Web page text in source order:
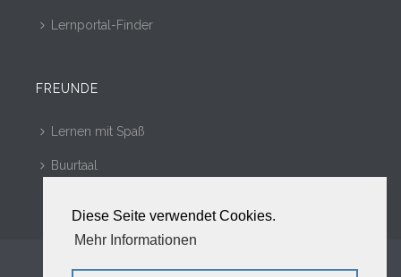
Diese Seite verwendet Cookies.
Mehr Informationen
Lernportal-Finder
FREUNDE
Lernen mit Spaß
Buurtaal